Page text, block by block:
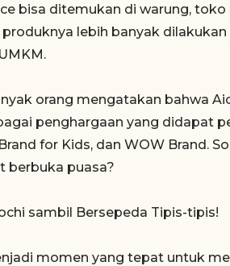
bisa ditemukan di warung,
produknya lebih banyak
orang mengatakan bahwa
penghargaan yang didapat
for Kids, dan WOW Brand.
berbuka puasa?
sambil Bersepeda Tipis-tipis!
momen yang tepat untuk